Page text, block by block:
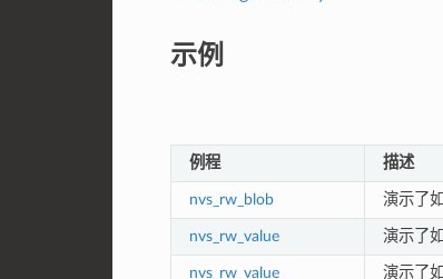
示例
例程 描述
nvs_rw_blob 演示了
nvs_rw_value 演示了
nvs_rw_value 演示了